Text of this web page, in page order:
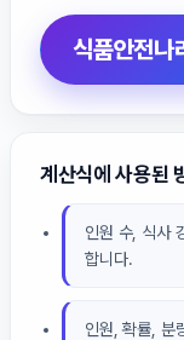
식품안전나
계산식에 사용된
인원 수, 식사
합니다.
인원, 확률, 분